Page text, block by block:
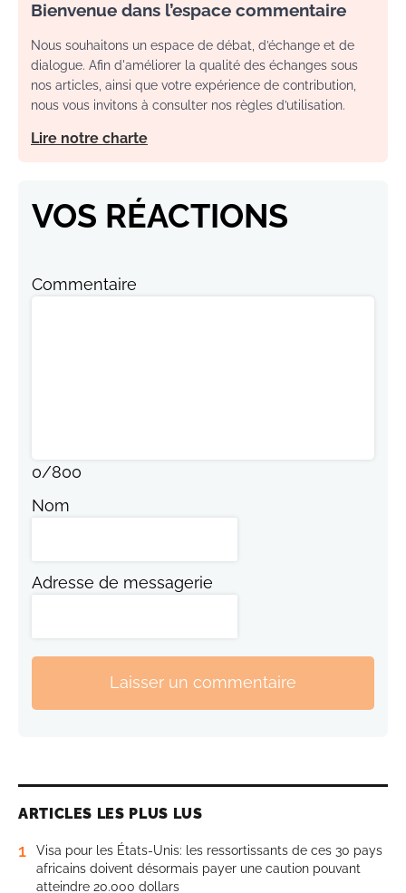
Bienvenue dans l’espace commentaire
Nous souhaitons un espace de débat, d’échange et de
dialogue. Afin d'améliorer la qualité des échanges sous
nos articles, ainsi que votre expérience de contribution,
nous vous invitons à consulter nos règles d’utilisation.
Lire notre charte
VOS RÉACTIONS
Commentaire
0/800
Nom
Adresse de messagerie
Laisser un commentaire
ARTICLES LES PLUS LUS
1
Visa pour les États-Unis: les ressortissants de ces 30 pays
africains doivent désormais payer une caution pouvant
atteindre 20.000 dollars